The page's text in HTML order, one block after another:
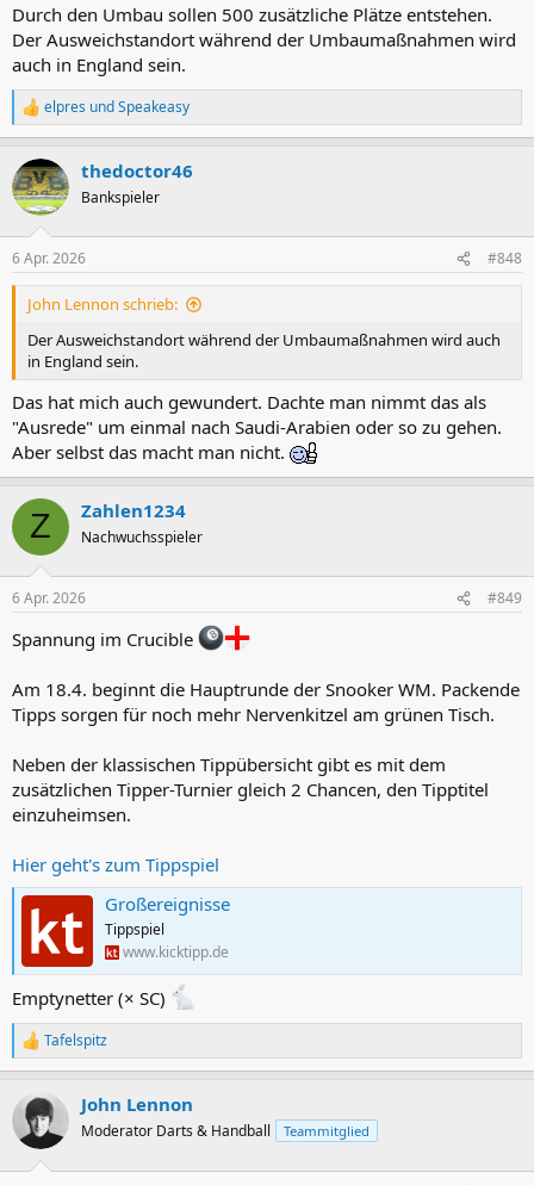
Durch den Umbau sollen 500 zusätzliche Plätze entstehen.
Der Ausweichstandort während der Umbaumaßnahmen wird
auch in England sein.
R
e
k
t
i
e
n
elpres undSpeakeasy
thedoctor46
Bankspieler
6 Apr. 2026 #848
John Lennon schrieb:
Der Ausweichstandort während der Umbaumaßnahmen wird auch
in England sein.
Das hat mich auch gewundert. Dachte man nimmt das als
"Ausrede" um einmal nach Saudi-Arabien oder so zu gehen.
Aber selbst das macht man nicht.
Z Zahlen1234
Nachwuchsspieler
6 Apr. 2026 #849
Spannung im Crucible
Am 18.4. beginnt die Hauptrunde der Snooker WM. Packende
Tipps sorgen für noch mehr Nervenkitzel am grünen Tisch.
Neben der klassischen Tippübersicht gibt es mit dem
zusätzlichen Tipper-Turnier gleich 2 Chancen, den Tipptitel
einzuheimsen.
Hier geht's zum Tippspiel
Großereignisse
Tippspiel
www.kicktipp.de
Emptynetter (× SC)
R
e
k
i
Tafelspitz
John Lennon
Moderator Darts & Handball Teammitglied